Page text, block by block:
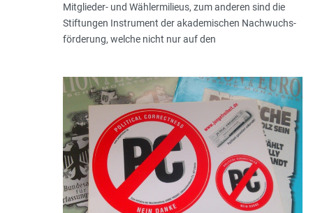
Mitglieder- und Wählermilieus, zum anderen sind die
Stiftungen Instru­ment der akademischen Nachwuchs­
förderung, welche nicht nur auf den